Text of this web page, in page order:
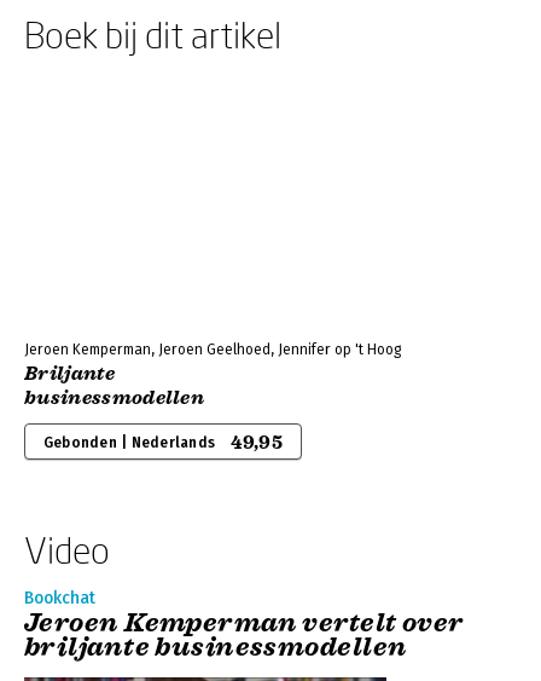
Boek bij dit artikel
Jeroen Kemperman, Jeroen Geelhoed, Jennifer op 't Hoog
Briljante
businessmodellen
Gebonden | Nederlands 49,95
Video
Bookchat
Jeroen Kemperman vertelt over
briljante businessmodellen